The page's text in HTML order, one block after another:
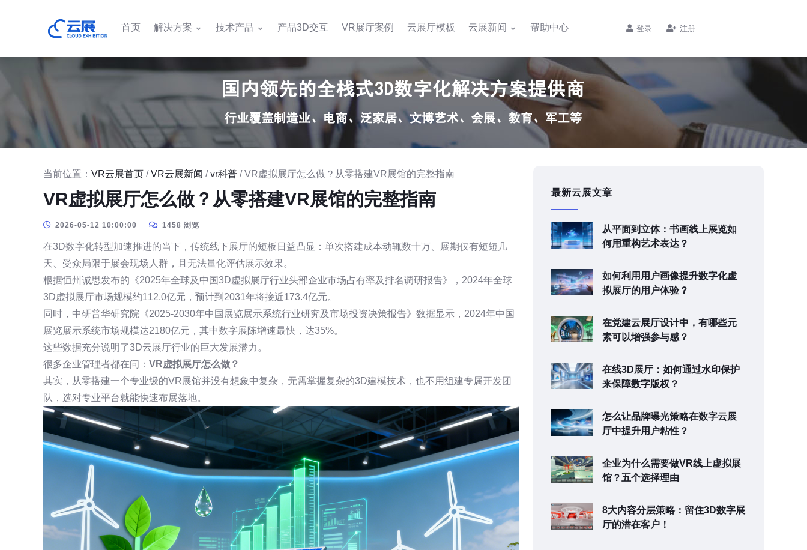
首页 解决方案 技术产品 产品3D交互 VR展厅案例 云展厅模板 云展新闻 帮助中心 登录 注册
当前位置： VR云展首页 /VR云展新闻 /vr科普 / VR虚拟展厅怎么做？从零搭建VR展馆的完整指南
VR虚拟展厅怎么做？从零搭建VR展馆的完整指南
2026-05-12 10:00:00 1458 浏览
在3D数字化转型加速推进的当下，传统线下展厅的短板日益凸显：单次搭建成本动辄数十万、展期仅有短短几
天、受众局限于展会现场人群，且无法量化评估展示效果。
根据恒州诚思发布的《2025年全球及中国3D虚拟展厅行业头部企业市场占有率及排名调研报告》，2024年全球
3D虚拟展厅市场规模约112.0亿元，预计到2031年将接近173.4亿元。
同时，中研普华研究院《2025-2030年中国展览展示系统行业研究及市场投资决策报告》数据显示，2024年中国
展览展示系统市场规模达2180亿元，其中数字展陈增速最快，达35%。
这些数据充分说明了3D云展厅行业的巨大发展潜力。
很多企业管理者都在问： VR虚拟展厅怎么做？
其实，从零搭建一个专业级的VR展馆并没有想象中复杂，无需掌握复杂的3D建模技术，也不用组建专属开发团
队，选对专业平台就能快速布展落地。
最新云展文章
从平面到立体：书画线上展览如
何用重构艺术表达？
如何利用用户画像提升数字化虚
拟展厅的用户体验？
在党建云展厅设计中，有哪些元
素可以增强参与感？
在线3D展厅：如何通过水印保护
来保障数字版权？
怎么让品牌曝光策略在数字云展
厅中提升用户粘性？
企业为什么需要做VR线上虚拟展
馆？五个选择理由
8大内容分层策略：留住3D数字展
厅的潜在客户！